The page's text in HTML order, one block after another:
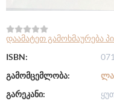
დაამატეთ გამოხმაურება
ISBN:
გამომცემლობა:
გარეკანი: